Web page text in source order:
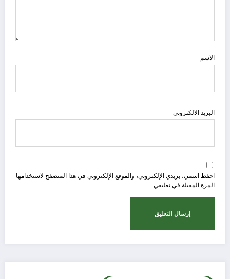
الاسم
البريد الالكتروني
احفظ اسمي، بريدي الإلكتروني، والموقع الإلكتروني في هذا المتصفح لاستخدامها
المرة المقبلة في تعليقي.